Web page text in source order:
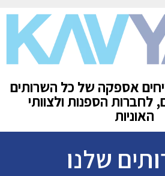
אספקה של כל השרותים
לחברות הספנות ולצוותי
האוניות
שלנו